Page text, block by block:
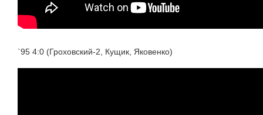
`95 4:0 (Гроховский-2, Кущик, Яковенко)